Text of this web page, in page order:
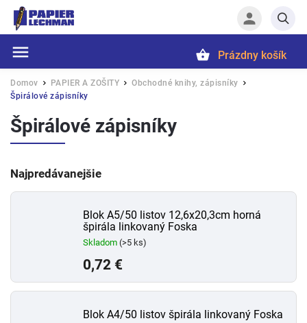
Prázdny košík
Domov / PAPIER A ZOŠITY / Obchodné knihy, zápisníky /
Špirálové zápisníky
Špirálové zápisníky
Najpredávanejšie
Blok A5/50 listov 12,6x20,3cm horná
špirála linkovaný Foska
Skladom (>5 ks)
0,72 €
Blok A4/50 listov špirála linkovaný Foska